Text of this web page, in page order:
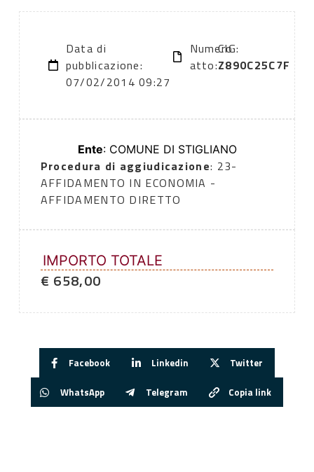
Data di
pubblicazione:
07/02/2014 09:27
Numero
atto:
CIG:
Z890C25C7F
Ente: COMUNE DI STIGLIANO
Procedura di aggiudicazione: 23-
AFFIDAMENTO IN ECONOMIA -
AFFIDAMENTO DIRETTO
IMPORTO TOTALE
€ 658,00
Facebook Linkedin Twitter
WhatsApp Telegram Copia link